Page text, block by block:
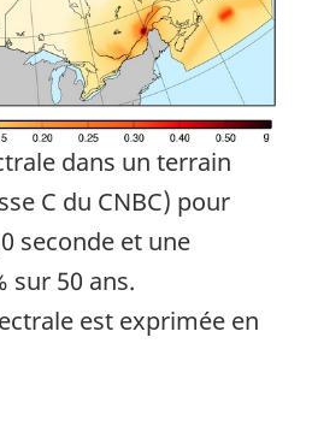
dans un terrain
C du CNBC) pour
seconde et une
sur 50 ans.
est exprimée en